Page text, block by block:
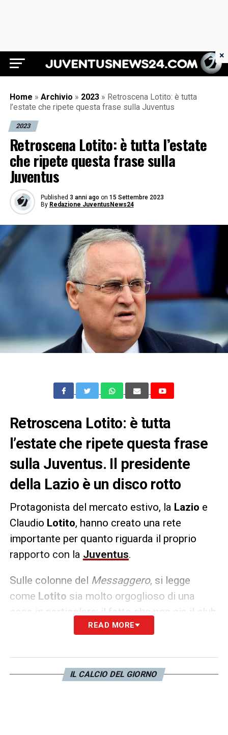
Juventus News 24
Home » Archivio » 2023 » Retroscena Lotito: è tutta
l’estate che ripete questa frase sulla Juventus
2023
Retroscena Lotito: è tutta l’estate
che ripete questa frase sulla
Juventus
Published 3 anni ago on 15 Settembre 2023
By Redazione JuventusNews24
Retroscena Lotito: è tutta
l’estate che ripete questa frase
sulla Juventus. Il presidente
della Lazio è un disco rotto
Protagonista del mercato estivo, la Lazio e
Claudio Lotito, hanno creato una rete
importante per quanto riguarda il proprio
rapporto con la Juventus.
Sulle colonne del Messaggero, si legge
come Lotito sia molto orgoglioso di una
cosa in particolare: il fatto che non sia il club
bianconero a dover acquistare dai
casi diPellegrinieRovella. Il presidente, si
legge, ripete una frase da tutta l’estate:
READ MORE
IL CALCIO DEL GIORNO
×